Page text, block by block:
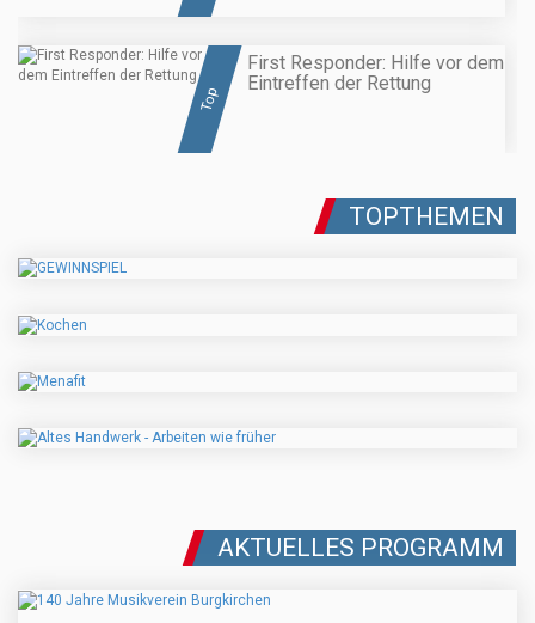
Top
First Responder: Hilfe vor dem
Eintreffen der Rettung
TOPTHEMEN
AKTUELLES PROGRAMM